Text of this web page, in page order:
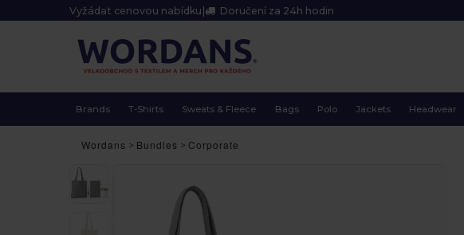
Vyžádat cenovou nabídku | Doručení za 24h hodin
Brands T-Shirts Sweats & Fleece Bags Polo Jackets Headwear
Wordans > Bundles > Corporate